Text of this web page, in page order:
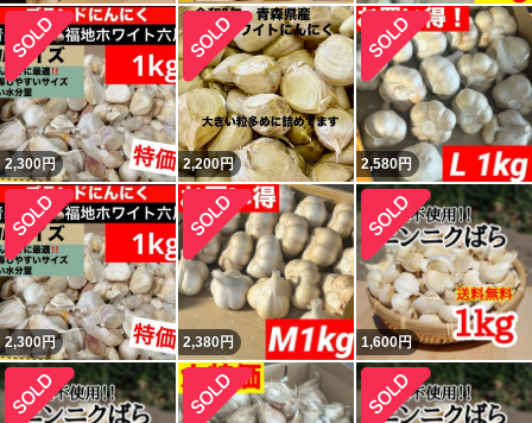
2,300円 2,200円 2,580円
2,300円 2,380円 1,600円